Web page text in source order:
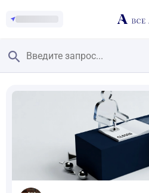
Главная
Уголовное право и процесс
Прекращение уголовного дела: